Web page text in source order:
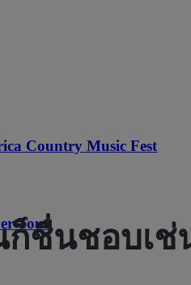
Country Music Fest
Tour
ก็ชื่นชอบเ